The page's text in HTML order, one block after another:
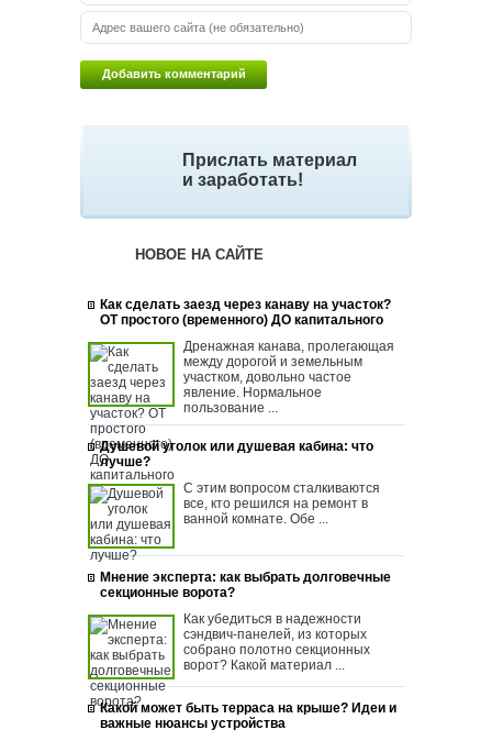
Прислать материал
и заработать!
НОВОЕ НА САЙТЕ
Как сделать заезд через канаву на участок?
ОТ простого (временного) ДО капитального
Дренажная канава, пролегающая
между дорогой и земельным
участком, довольно частое
явление. Нормальное
пользование ...
Душевой уголок или душевая кабина: что
лучше?
С этим вопросом сталкиваются
все, кто решился на ремонт в
ванной комнате. Обе ...
Мнение эксперта: как выбрать долговечные
секционные ворота?
Как убедиться в надежности
сэндвич-панелей, из которых
собрано полотно секционных
ворот? Какой материал ...
Какой может быть терраса на крыше? Идеи и
важные нюансы устройства